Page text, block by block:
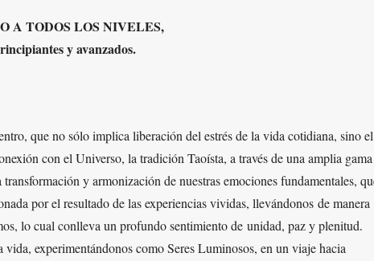
A TODOS LOS NIVELES,
y avanzados.
que no sólo implica liberación del estrés de la vida cotidiana, sino el
con el Universo, la tradición Taoísta, a través de una amplia
y armonización de nuestras emociones fundamentales,
da por el resultado de las experiencias vividas, llevándonosde manera
lo cual conlleva un profundo sentimiento de unidad, paz y plenitud.
vida, experimentándonos como Seres Luminosos, en un viaje hacia